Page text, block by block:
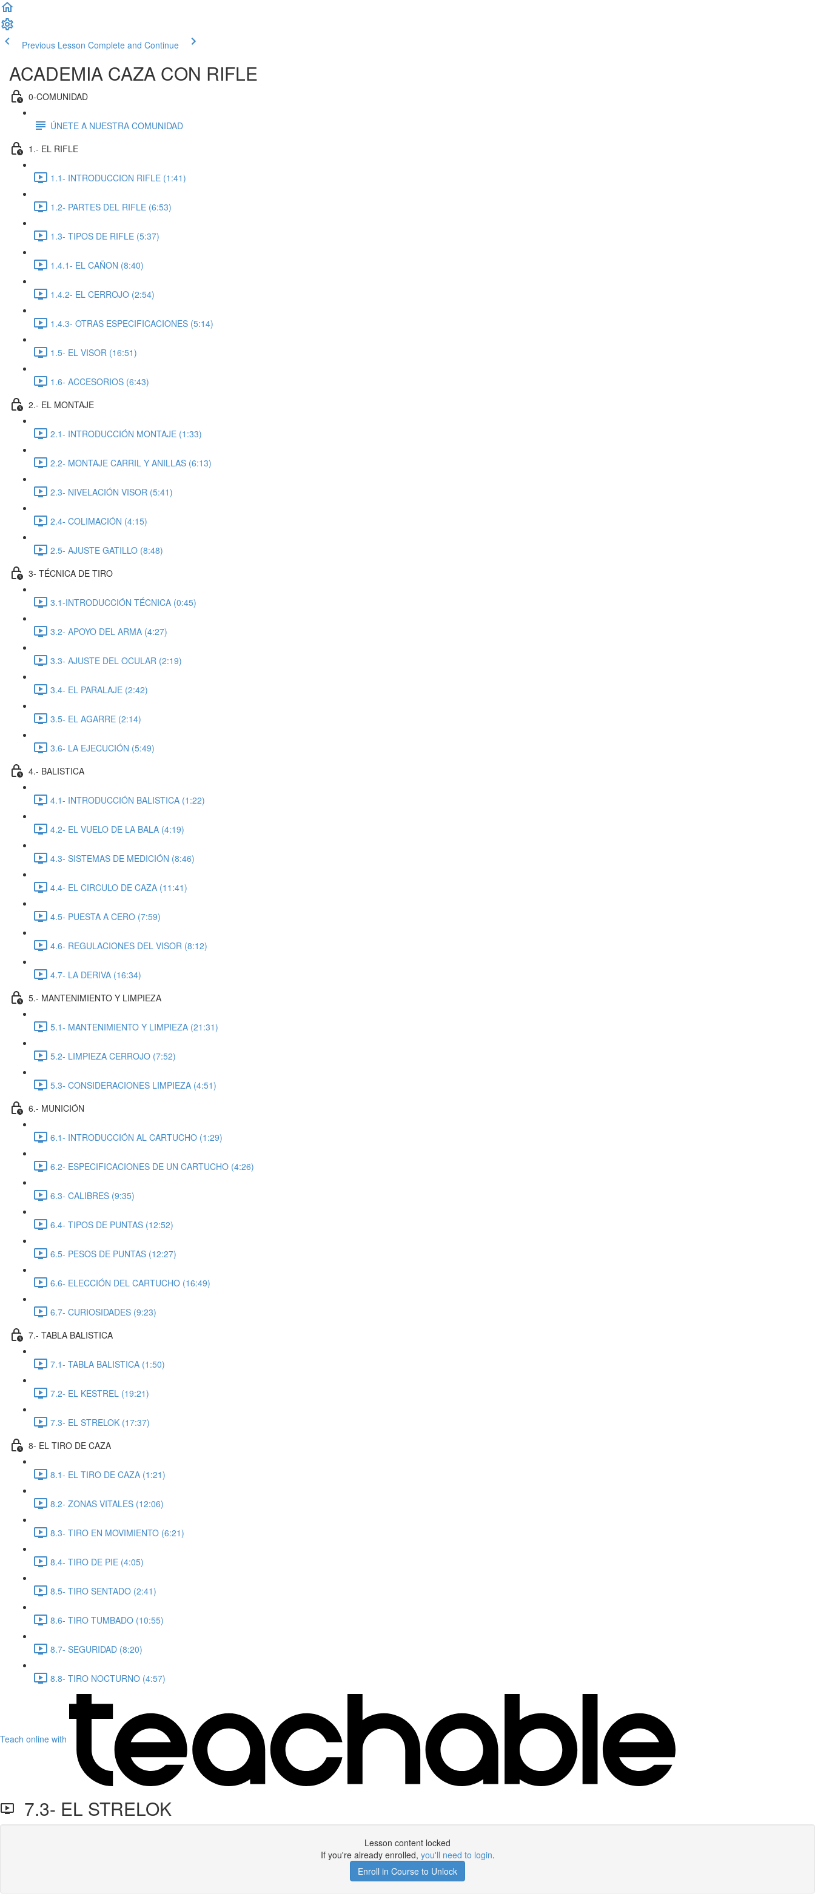
Previous Lesson Complete and Continue
ACADEMIA CAZA CON RIFLE
0-COMUNIDAD
ÚNETE A NUESTRA COMUNIDAD
1.- EL RIFLE
1.1- INTRODUCCION RIFLE (1:41)
1.2- PARTES DEL RIFLE (6:53)
1.3- TIPOS DE RIFLE (5:37)
1.4.1- EL CAÑON (8:40)
1.4.2- EL CERROJO (2:54)
1.4.3- OTRAS ESPECIFICACIONES (5:14)
1.5- EL VISOR (16:51)
1.6- ACCESORIOS (6:43)
2.- EL MONTAJE
2.1- INTRODUCCIÓN MONTAJE (1:33)
2.2- MONTAJE CARRIL Y ANILLAS (6:13)
2.3- NIVELACIÓN VISOR (5:41)
2.4- COLIMACIÓN (4:15)
2.5- AJUSTE GATILLO (8:48)
3- TÉCNICA DE TIRO
3.1-INTRODUCCIÓN TÉCNICA (0:45)
3.2- APOYO DEL ARMA (4:27)
3.3- AJUSTE DEL OCULAR (2:19)
3.4- EL PARALAJE (2:42)
3.5- EL AGARRE (2:14)
3.6- LA EJECUCIÓN (5:49)
4.- BALISTICA
4.1- INTRODUCCIÓN BALISTICA (1:22)
4.2- EL VUELO DE LA BALA (4:19)
4.3- SISTEMAS DE MEDICIÓN (8:46)
4.4- EL CIRCULO DE CAZA (11:41)
4.5- PUESTA A CERO (7:59)
4.6- REGULACIONES DEL VISOR (8:12)
4.7- LA DERIVA (16:34)
5.- MANTENIMIENTO Y LIMPIEZA
5.1- MANTENIMIENTO Y LIMPIEZA (21:31)
5.2- LIMPIEZA CERROJO (7:52)
5.3- CONSIDERACIONES LIMPIEZA (4:51)
6.- MUNICIÓN
6.1- INTRODUCCIÓN AL CARTUCHO (1:29)
6.2- ESPECIFICACIONES DE UN CARTUCHO (4:26)
6.3- CALIBRES (9:35)
6.4- TIPOS DE PUNTAS (12:52)
6.5- PESOS DE PUNTAS (12:27)
6.6- ELECCIÓN DEL CARTUCHO (16:49)
6.7- CURIOSIDADES (9:23)
7.- TABLA BALISTICA
7.1- TABLA BALISTICA (1:50)
7.2- EL KESTREL (19:21)
7.3- EL STRELOK (17:37)
8- EL TIRO DE CAZA
8.1- EL TIRO DE CAZA (1:21)
8.2- ZONAS VITALES (12:06)
8.3- TIRO EN MOVIMIENTO (6:21)
8.4- TIRO DE PIE (4:05)
8.5- TIRO SENTADO (2:41)
8.6- TIRO TUMBADO (10:55)
8.7- SEGURIDAD (8:20)
8.8- TIRO NOCTURNO (4:57)
Teach online with
7.3- EL STRELOK
Lesson content locked
If you're already enrolled, you'll need to login.
Enroll in Course to Unlock